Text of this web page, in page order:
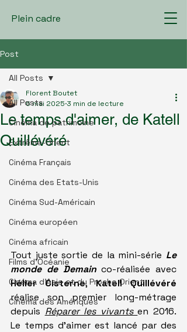
Plein cadre
Post
All Posts
Cinéma de patrimoine
Extrême-Orient
Cinéma Français
Cinéma des Etats-Unis
Cinéma Sud-Américain
Cinéma européen
Cinéma africain
Films d'Océanie
Cinéma d'Asie et du Proche Orient
Cinéma des Amériques
All Posts
Le temps d'aimer, de Katell
Quillévéré
Florent Boutet
6 mai 2025 3 min de lecture
Tout juste sortie de la mini-série Le
monde de Demain
Hélier Cisterne, Katell Quillévéré
réalise son premier long-métrage
depuis Réparer les vivants en 2016.
Le temps d'aimer est lancé par des